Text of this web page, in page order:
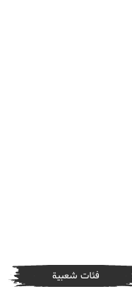
فئات شعبية